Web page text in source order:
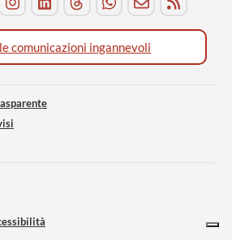
comunicazioni ingannevoli